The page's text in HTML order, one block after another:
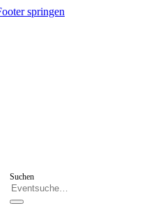
springen
Suchen